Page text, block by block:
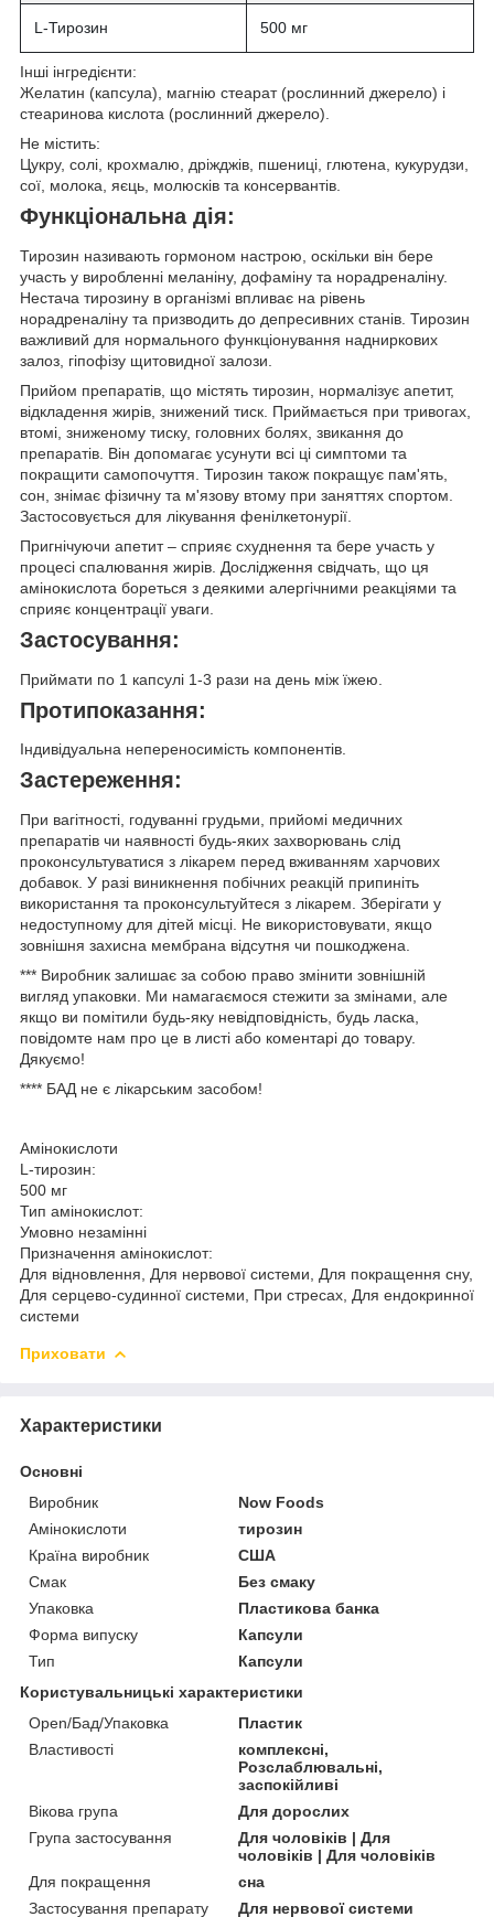
L-Тирозин 500 мг
Інші інгредієнти:
Желатин (капсула), магнію стеарат (рослинний джерело) і
стеаринова кислота (рослинний джерело).
Не містить:
Цукру, солі, крохмалю, дріжджів, пшениці, глютена, кукурудзи,
сої, молока, яєць, молюсків та консервантів.
Функціональна дія:
Тирозин називають гормоном настрою , оскільки він бере
участь у виробленні меланіну, дофаміну та норадреналіну.
Нестача тирозину в організмі впливає на рівень
норадреналіну та призводить до депресивних станів. Тирозин
важливий для нормального функціонування надниркових
залоз, гіпофізу щитовидної залози.
Прийом препаратів, що містять тирозин, нормалізує апетит,
відкладення жирів, знижений тиск. Приймається при тривогах,
втомі, зниженому тиску, головних болях, звикання до
препаратів. Він допомагає усунути всі ці симптоми та
покращити самопочуття. Тирозин також покращує пам'ять,
сон, знімає фізичну та м'язову втому при заняттях спортом.
Застосовується для лікування фенілкетонурії.
Пригнічуючи апетит – сприяє схуднення та бере участь у
процесі спалювання жирів . Дослідження свідчать, що ця
амінокислота бореться з деякими алергічними реакціями та
сприяє концентрації уваги.
Застосування:
Приймати по 1 капсулі 1-3 рази на день між їжею.
Протипоказання:
Індивідуальна непереносимість компонентів.
Застереження:
При вагітності, годуванні грудьми, прийомі медичних
препаратів чи наявності будь-яких захворювань слід
проконсультуватися з лікарем перед вживанням харчових
добавок. У разі виникнення побічних реакцій припиніть
використання та проконсультуйтеся з лікарем. Зберігати у
недоступному для дітей місці. Не використовувати, якщо
зовнішня захисна мембрана відсутня чи пошкоджена.
*** Виробник залишає за собою право змінити зовнішній
вигляд упаковки. Ми намагаємося стежити за змінами, але
якщо ви помітили будь-яку невідповідність, будь ласка,
повідомте нам про це в листі або коментарі до товару.
Дякуємо!
**** БАД не є лікарським засобом!
Амінокислоти
L-тирозин:
500 мг
Тип амінокислот:
Умовно незамінні
Призначення амінокислот:
Для відновлення, Для нервової системи, Для покращення сну,
Для серцево-судинної системи, При стресах, Для ендокринної
системи
Приховати
Характеристики
Основні
Виробник
Now Foods
Амінокислоти
тирозин
Країна виробник
США
Смак
Без смаку
Упаковка
Пластикова банка
Форма випуску
Капсули
Тип
Капсули
Користувальницькі характеристики
Open/Бад/Упаковка
Пластик
Властивості
комплексні,
Розслаблювальні,
заспокійливі
Вікова група
Для дорослих
Група застосування
Для чоловіків | Для
чоловіків | Для чоловіків
Для покращення
сна
Застосування препарату
Для нервової системи